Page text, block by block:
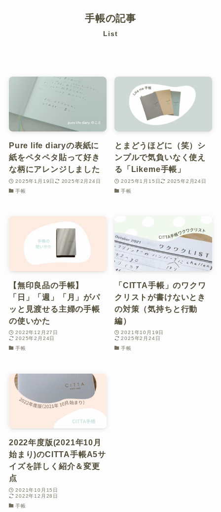
手帳の記事
List
Pure life diaryの表紙に
紙をペタペタ貼って好き
な柄にアレンジしました
2025年1月19日
2025年2月24日
手帳
とまどうほどに（笑）シ
ンプルで気負いなく使え
る「Likeme手帳」
2025年1月15日
2025年2月24日
手帳
【無印良品の手帳】
「日」「週」「月」がパ
ッと見渡せる主婦の手帳
の使いかた
2022年12月27日
2025年2月24日
手帳
「CITTA手帳」のワクワ
クリストが書けないとき
の対策（気持ちと行動
編）
2021年10月19日
2025年2月24日
手帳
2022年度版(2021年10月
始まり)のCITTA手帳A5サ
イズを詳しく紹介＆変更
点
2021年10月15日
2022年12月28日
手帳